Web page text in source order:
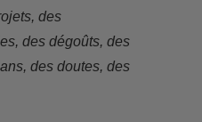
des
des dégoûts, des
des doutes, des